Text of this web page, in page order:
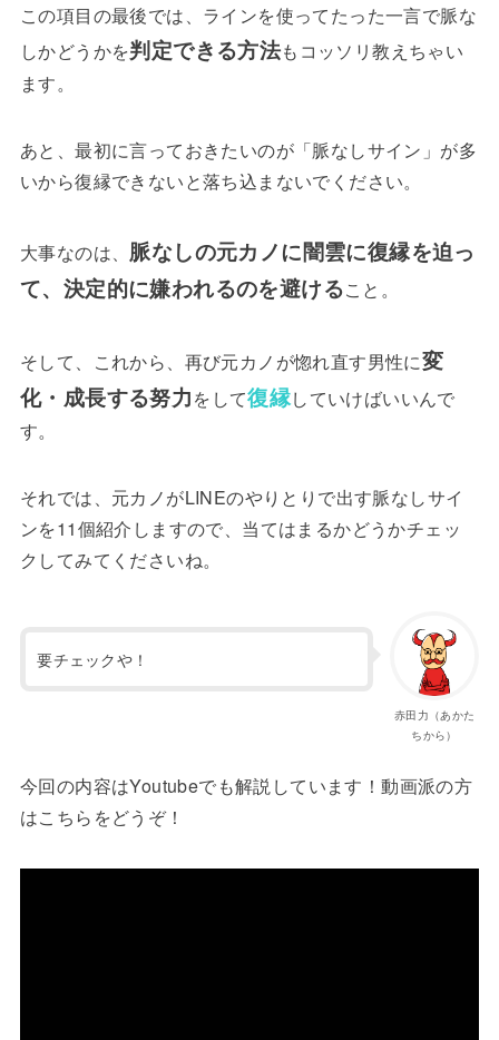
この項目の最後では、ラインを使ってたった一言で脈な
しかどうかを判定できる方法もコッソリ教えちゃい
ます。
あと、最初に言っておきたいのが「脈なしサイン」が多
いから復縁できないと落ち込まないでください。
大事なのは、 脈なしの元カノに闇雲に復縁を迫っ
て、決定的に嫌われるのを避けること。
そして、これから、再び元カノが惚れ直す男性に変
化・成長する努力をして復縁していけばいいんで
す。
それでは、元カノがLINEのやりとりで出す脈なしサイ
ンを11個紹介しますので、当てはまるかどうかチェッ
クしてみてくださいね。
赤田力（あかた
ちから）
要チェックや！
今回の内容はYoutubeでも解説しています！動画派の方
はこちらをどうぞ！